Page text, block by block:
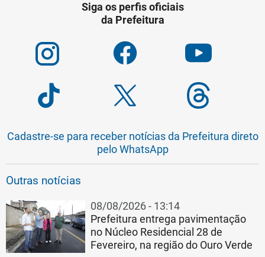
Siga os perfis oficiais
da Prefeitura
Cadastre-se para receber notícias da Prefeitura direto
pelo WhatsApp
Outras notícias
08/08/2026 - 13:14
Prefeitura entrega pavimentação
no Núcleo Residencial 28 de
Fevereiro, na região do Ouro Verde